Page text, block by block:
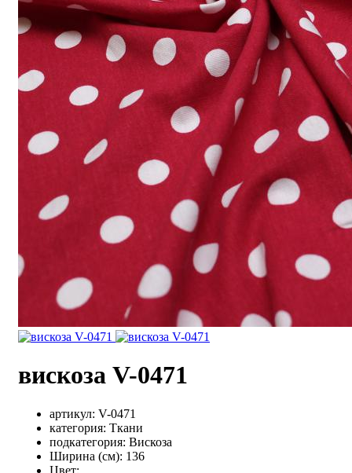
вискоза V-0471
артикул: V-0471
категория: Ткани
подкатегория: Вискоза
Ширина (см): 136
Цвет: